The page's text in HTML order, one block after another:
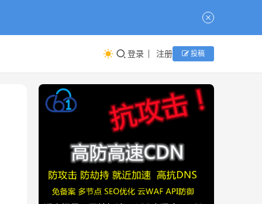
登录 注册 投稿